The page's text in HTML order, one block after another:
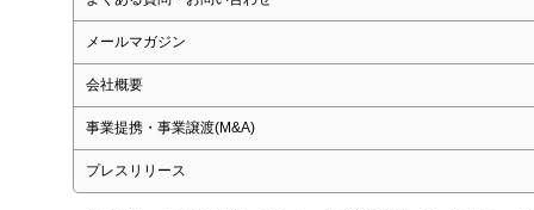
メールマガジン
会社概要
事業提携・事業譲渡(M&A)
プレスリリース